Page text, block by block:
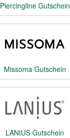
Piercingline Gutschein
Missoma Gutschein
LANIUS Gutschein